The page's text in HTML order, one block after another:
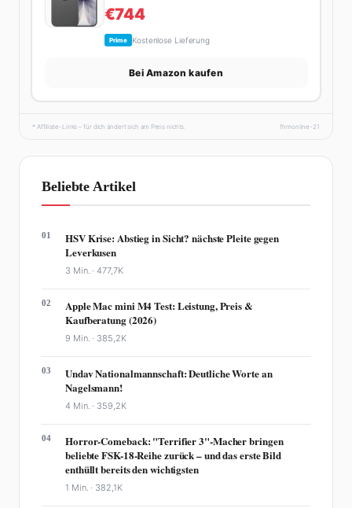
€744
Prime Kostenlose Lieferung
Bei Amazon kaufen
* Affiliate-Links – für dich ändert sich am Preis nichts. fhmonline-21
Beliebte Artikel
01
HSV Krise: Abstieg in Sicht? nächste Pleite gegen
Leverkusen
3 Min. ·477,7K
02
Apple Mac mini M4 Test: Leistung, Preis &
Kaufberatung (2026)
9 Min. · 385,2K
03
Undav Nationalmannschaft: Deutliche Worte an
Nagelsmann!
4 Min. · 359,2K
04
Horror-Comeback: "Terrifier 3"-Macher bringen
beliebte FSK-18-Reihe zurück – und das erste Bild
enthüllt bereits den wichtigsten
1 Min. · 382,1K